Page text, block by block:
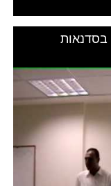
בסדנאות